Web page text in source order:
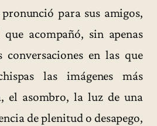
para sus amigos,
acompañó, sin apenas
conversaciones en las que
las imágenes más
el asombro, la luz de una
de plenitud o desapego,